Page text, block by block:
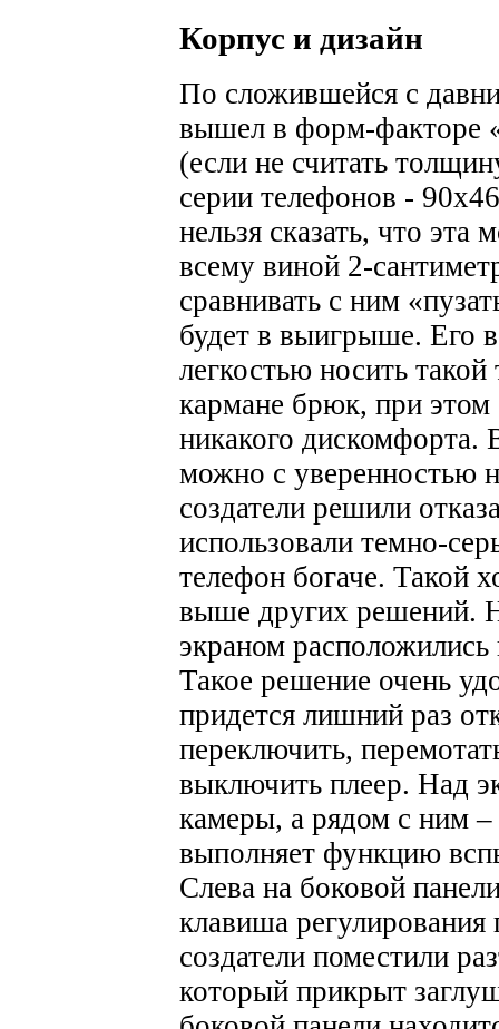
Корпус и дизайн
По сложившейся с
вышел в форм-факторе
(если не считать
серии телефонов -
нельзя сказать, что эта
всему виной 2-
сравнивать с ним
будет в выигрыше. Его
легкостью носить
кармане брюк, при этом
никакого дискомфорта.
можно с уверенностью
создатели решили
использовали темно-
телефон богаче. Такой
выше других решений.
экраном
Такое решение очень
придется лишний раз
переключить,
выключить плеер. Над
камеры, а рядом с ним
выполняет функцию
Слева на боковой
клавиша
создатели поместили
который прикрыт